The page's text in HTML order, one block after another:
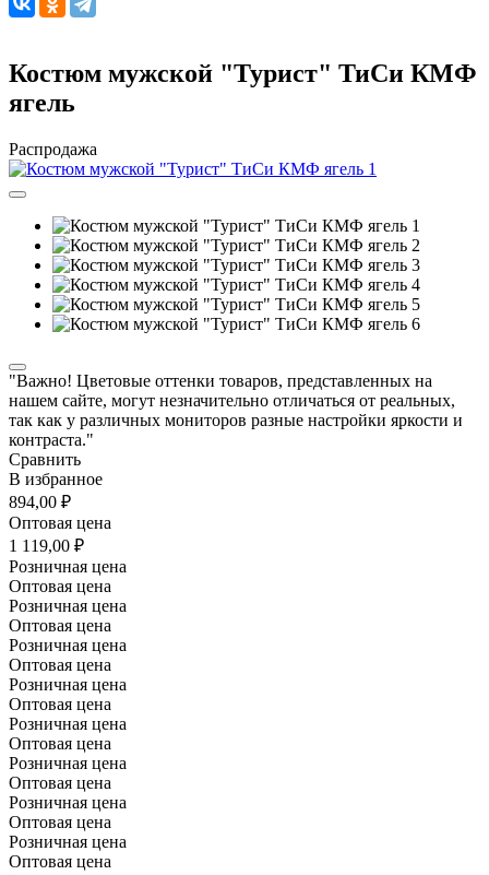
Костюм мужской "Турист" ТиСи КМФ
ягель
Распродажа
"Важно! Цветовые оттенки товаров, представленных на
нашем сайте, могут незначительно отличаться от реальных,
так как у различных мониторов разные настройки яркости и
контраста."
Сравнить
В избранное
894,00 ₽
Оптовая цена
1 119,00 ₽
Розничная цена
Оптовая цена
Розничная цена
Оптовая цена
Розничная цена
Оптовая цена
Розничная цена
Оптовая цена
Розничная цена
Оптовая цена
Розничная цена
Оптовая цена
Розничная цена
Оптовая цена
Розничная цена
Оптовая цена